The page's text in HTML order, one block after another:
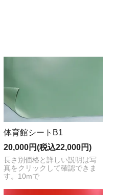
体育館シートB1
20,000円(税込22,000円)
長さ別価格と詳しい説明は写
真をクリックして確認できま
す。10mで